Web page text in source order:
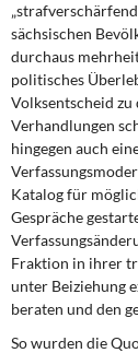
sächsischen
durchaus
politisches
Volksentscheid
Verhandlungen
hingegen auch
Katalog für
Gespräche
Fraktion in ihrer
unter Beiziehung
beraten und den
So wurden die